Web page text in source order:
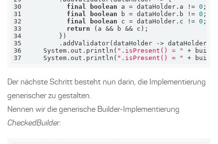
30
final boolean a = dataHolder.a != 0
31
final boolean b = dataHolder.b != 0
32
final boolean c = dataHolder.c != 0
33
return
34
35
.addValidator(dataHolder ->
36
    System.out.println(
".isPresent() = "
+
37
    System.out.println(
".isPresent() = " +
Der nächste Schritt besteht nun darin, die Implementierung
generischer zu gestalten.
Nennen wir die generische Builder-Implementierung
CheckedBuilder.